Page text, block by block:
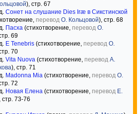
), стр. 67
Сонет на слушание Dies Iræ в Сикстинской
перевод О. Кольцовой), стр. 68
Пасха (стихотворение, перевод О.
69
E Tenebris (стихотворение, перевод О.
70
Vita Nuova (стихотворение, перевод А.
), стр. 71
Madonna Mia (стихотворение, перевод О.
72
Новая Елена (стихотворение, перевод Е.
стр. 73-76